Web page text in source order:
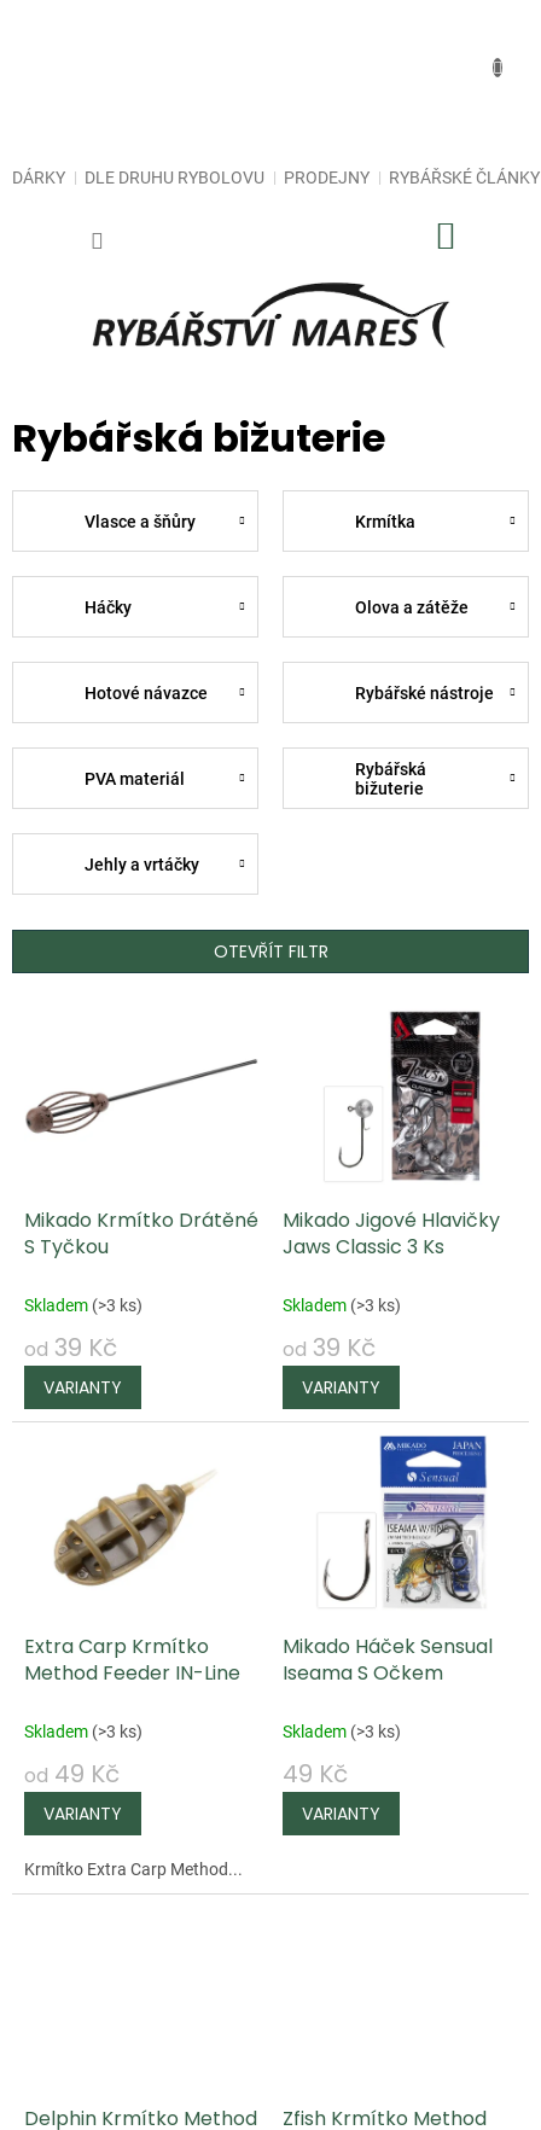
DÁRKY DLE DRUHU RYBOLOVU PRODEJNY RYBÁŘSKÉ ČLÁNKY
Rybářská bižuterie
Vlasce a šňůry Krmítka
Háčky Olova a zátěže
Hotové návazce Rybářské nástroje
PVA materiál
Rybářská
bižuterie
Jehly a vrtáčky
OTEVŘÍT FILTR
o
d
u
k
t
Mikado Krmítko Drátěné
S Tyčkou
Skladem (>3 ks)
od 39 Kč
Mikado Jigové Hlavičky
Jaws Classic 3 Ks
Skladem (>3 ks)
od 39 Kč
Extra Carp Krmítko
Method Feeder IN-Line
Skladem (>3 ks)
od 49 Kč
Krmítko Extra Carp Method...
Mikado Háček Sensual
Iseama S Očkem
Skladem (>3 ks)
49 Kč
Delphin Krmítko Method
Zfish Krmítko Method